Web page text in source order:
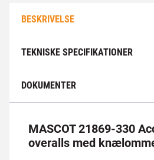
BESKRIVELSE
TEKNISKE SPECIFIKATIONER
DOKUMENTER
MASCOT 21869-330
overalls med